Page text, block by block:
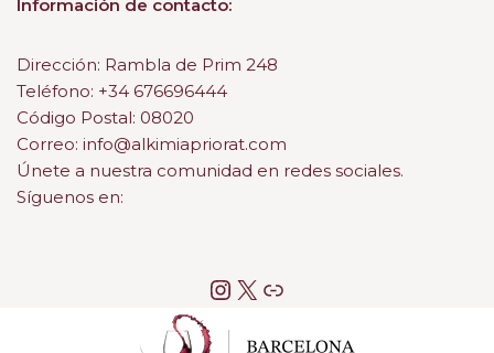
Información de contacto:
Dirección: Rambla de Prim 248
Teléfono: +34 676696444
Código Postal: 08020
Correo: info@alkimiapriorat.com
Únete a nuestra comunidad en redes sociales.
Síguenos en: